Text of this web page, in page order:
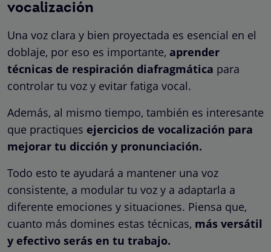
vocalización
Una voz clara y bien proyectada es esencial en el
doblaje, por eso es importante, aprender
técnicas de respiración diafragmática para
controlar tu voz y evitar fatiga vocal.
Además, al mismo tiempo, también es interesante
que practiques ejercicios de vocalización para
mejorar tu dicción y pronunciación.
Todo esto te ayudará a mantener una voz
consistente, a modular tu voz y a adaptarla a
diferente emociones y situaciones. Piensa que,
cuanto más domines estas técnicas, más versátil
y efectivo serás en tu trabajo.